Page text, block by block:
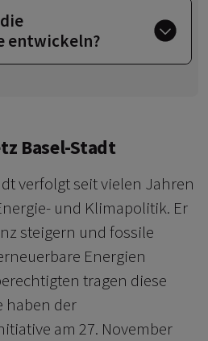
entwickeln?
Basel-Stadt
verfolgt seit vielen Jahren
und Klimapolitik. Er
steigern und fossile
Energien
tragen diese
haben der
am 27. November